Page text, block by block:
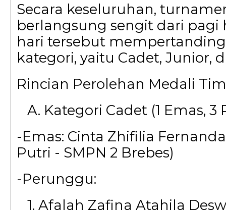
Secara keseluruhan,
berlangsung sengit dari
hari tersebut
kategori, yaitu Cadet, Junior,
Rincian Perolehan Medali
A. Kategori Cadet (1 Emas,
-Emas: Cinta Zhifilia
Putri - SMPN 2 Brebes)
-Perunggu:
1. Afalah Zafina Atahila